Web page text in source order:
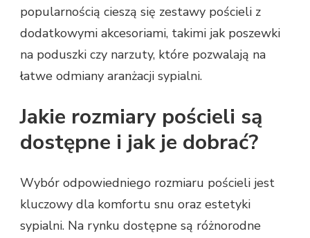
popularnością cieszą się zestawy pościeli z
dodatkowymi akcesoriami, takimi jak poszewki
na poduszki czy narzuty, które pozwalają na
łatwe odmiany aranżacji sypialni.
Jakie rozmiary pościeli są
dostępne i jak je dobrać?
Wybór odpowiedniego rozmiaru pościeli jest
kluczowy dla komfortu snu oraz estetyki
sypialni. Na rynku dostępne są różnorodne